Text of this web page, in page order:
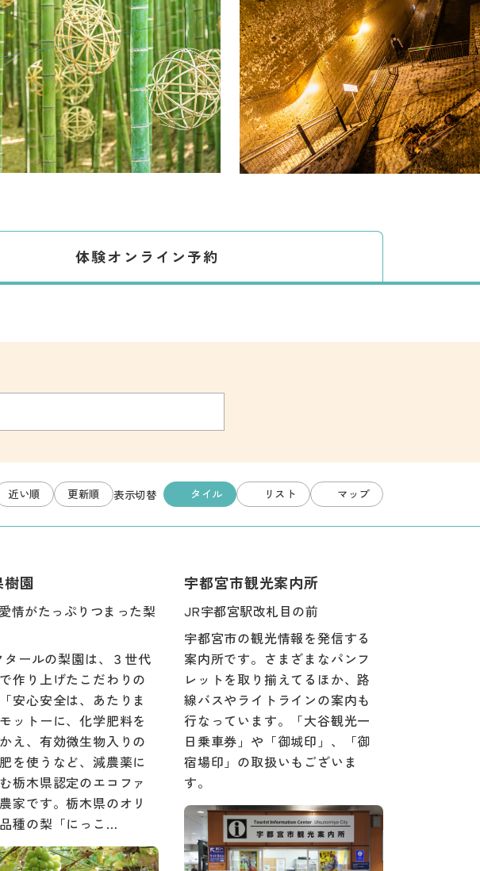
体験オンライン予約
近い順 更新順 表示切替 タイル リスト マップ
園
情がたっぷりつまった梨
タールの梨園は、３世代
作り上げたこだわりの
安心安全は、あたりま
ットーに、化学肥料を
え、有効微生物入りの
を使うなど、減農薬に
栃木県認定のエコファ
家です。栃木県のオリ
種の梨「にっこ…
宇都宮市観光案内所
JR宇都宮駅改札目の前
宇都宮市の観光情報を発信する
案内所です。さまざまなパンフ
レットを取り揃えてるほか、路
線バスやライトラインの案内も
行なっています。「大谷観光一
日乗車券」や「御城印」、「御
宿場印」の取扱いもございま
す。